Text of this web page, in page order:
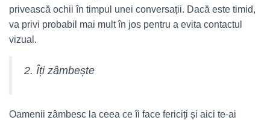
privească ochii în timpul unei conversații. Dacă este timid,
va privi probabil mai mult în jos pentru a evita contactul
vizual.
2. Îți zâmbește
Oamenii zâmbesc la ceea ce îi face fericiți și aici te-ai